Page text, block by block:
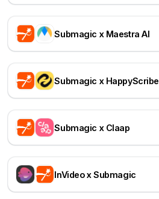
Submagic x Maestra AI
Submagic x HappyScribe
Submagic x Claap
InVideo x Submagic